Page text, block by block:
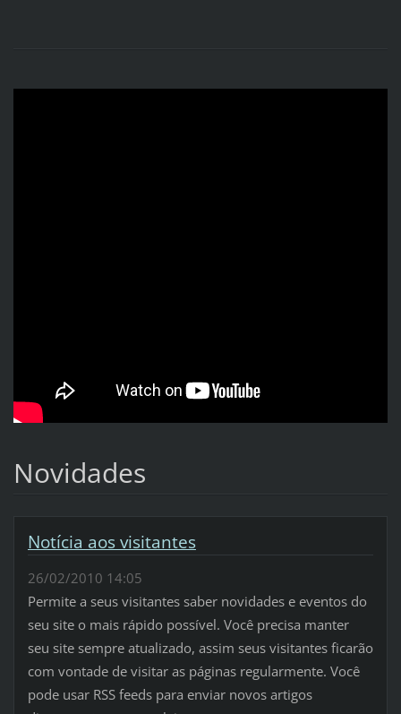
Novidades
Notícia aos visitantes
26/02/2010 14:05
Permite a seus visitantes saber novidades e eventos do
seu site o mais rápido possível. Você precisa manter
seu site sempre atualizado, assim seus visitantes ficarão
com vontade de visitar as páginas regularmente. Você
pode usar RSS feeds para enviar novos artigos